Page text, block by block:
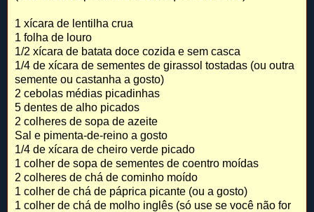
1 xícara de lentilha crua
1 folha de louro
1/2 xícara de batata doce cozida e sem casca
1/4 de xícara de sementes de girassol tostadas (ou outra
semente ou castanha a gosto)
2 cebolas médias picadinhas
5 dentes de alho picados
2 colheres de sopa de azeite
Sal e pimenta-de-reino a gosto
1/4 de xícara de cheiro verde picado
1 colher de sopa de sementes de coentro moídas
2 colheres de chá de cominho moído
1 colher de chá de páprica picante (ou a gosto)
1 colher de chá de molho inglês (só use se você não for